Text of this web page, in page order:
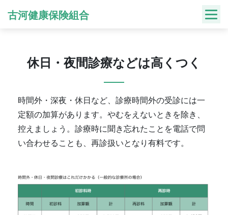
古河健康保険組合
休日・夜間診療などは高くつく
時間外・深夜・休日など、診療時間外の受診には一
定額の加算があります。やむをえないときを除き、
控えましょう。診療時に聞き忘れたことを電話で問
い合わせることも、再診扱いとなり有料です。